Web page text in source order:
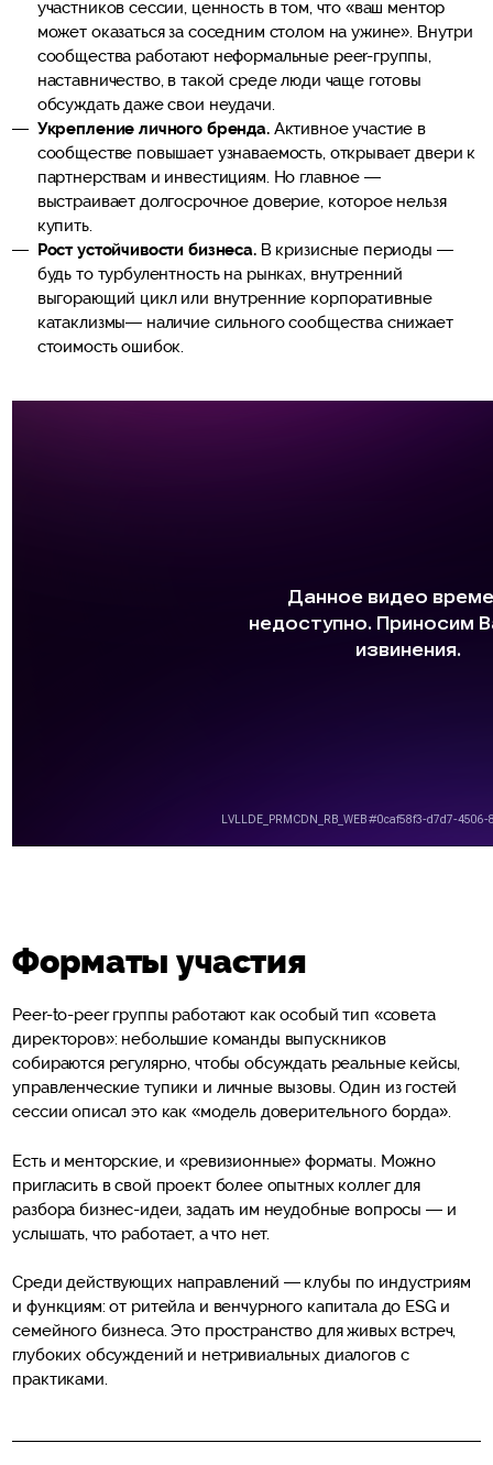
участников сессии, ценность в том, что «ваш ментор
может оказаться за соседним столом на ужине». Внутри
сообщества работают неформальные peer-группы,
наставничество, в такой среде люди чаще готовы
обсуждать даже свои неудачи.
Укрепление личного бренда. Активное участие в
сообществе повышает узнаваемость, открывает двери к
партнерствам и инвестициям. Но главное —
выстраивает долгосрочное доверие, которое нельзя
купить.
Рост устойчивости бизнеса. В кризисные периоды —
будь то турбулентность на рынках, внутренний
выгорающий цикл или внутренние корпоративные
катаклизмы— наличие сильного сообщества снижает
стоимость ошибок.
Форматы участия
Peer-to-peer группы работают как особый тип «совета
директоров»: небольшие команды выпускников
собираются регулярно, чтобы обсуждать реальные кейсы,
управленческие тупики и личные вызовы. Один из гостей
сессии описал это как «модель доверительного борда».
Есть и менторские, и «ревизионные» форматы. Можно
пригласить в свой проект более опытных коллег для
разбора бизнес-идеи, задать им неудобные вопросы — и
услышать, что работает, а что нет.
Среди действующих направлений — клубы по индустриям
и функциям: от ритейла и венчурного капитала до ESG и
семейного бизнеса. Это пространство для живых встреч,
глубоких обсуждений и нетривиальных диалогов с
практиками.